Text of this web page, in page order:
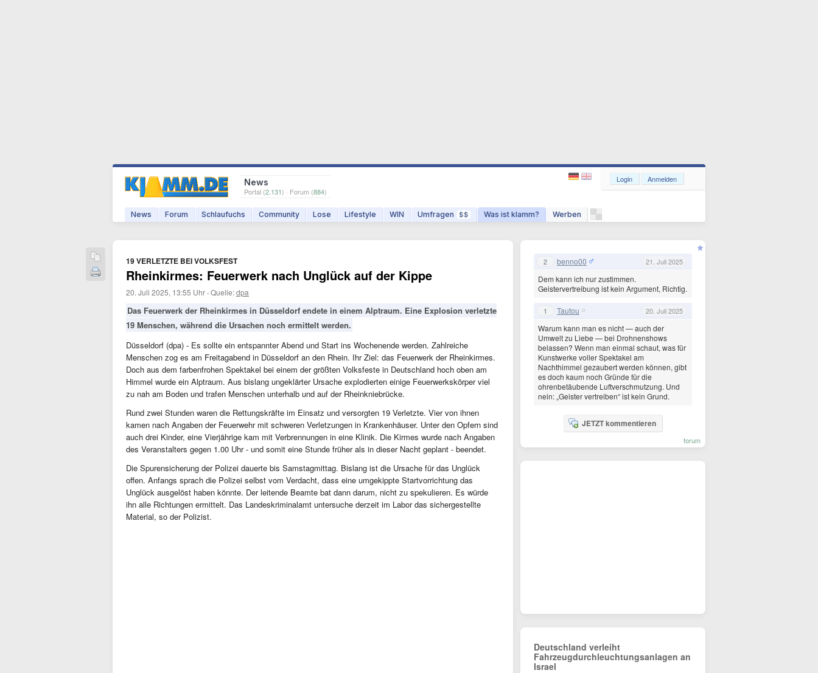
News
Portal (2.131) · Forum (884)
News Forum Schlaufuchs Community Lose Lifestyle WIN Umfragen $$ Was ist klamm? Werben
Login Anmelden
19 VERLETZTE BEI VOLKSFEST
Rheinkirmes: Feuerwerk nach Unglück auf der Kippe
20. Juli 2025, 13:55 Uhr ·Quelle:dpa
Das Feuerwerk der Rheinkirmes in Düsseldorf endete in einem Alptraum. Eine Explosion verletzte
19 Menschen, während die Ursachen noch ermittelt werden.
Düsseldorf (dpa) - Es sollte ein entspannter Abend und Start ins Wochenende werden. Zahlreiche
Menschen zog es am Freitagabend in Düsseldorf an den Rhein. Ihr Ziel: das Feuerwerk der Rheinkirmes.
Doch aus dem farbenfrohen Spektakel bei einem der größten Volksfeste in Deutschland hoch oben am
Himmel wurde ein Alptraum. Aus bislang ungeklärter Ursache explodierten einige Feuerwerkskörper viel
zu nah am Boden und trafen Menschen unterhalb und auf der Rheinkniebrücke.
Rund zwei Stunden waren die Rettungskräfte im Einsatz und versorgten 19 Verletzte. Vier von ihnen
kamen nach Angaben der Feuerwehr mit schweren Verletzungen in Krankenhäuser. Unter den Opfern sind
auch drei Kinder, eine Vierjährige kam mit Verbrennungen in eine Klinik. Die Kirmes wurde nach Angaben
des Veranstalters gegen 1.00 Uhr - und somit eine Stunde früher als in dieser Nacht geplant - beendet.
Die Spurensicherung der Polizei dauerte bis Samstagmittag. Bislang ist die Ursache für das Unglück
offen. Anfangs sprach die Polizei selbst vom Verdacht, dass eine umgekippte Startvorrichtung das
Unglück ausgelöst haben könnte. Der leitende Beamte bat dann darum, nicht zu spekulieren. Es würde
ihn alle Richtungen ermittelt. Das Landeskriminalamt untersuche derzeit im Labor das sichergestellte
Material, so der Polizist.
2 benno00 21. Juli 2025
Dem kann ich nur zustimmen.
Geistervertreibung ist kein Argument, Richtig.
1 Tautou 20. Juli 2025
Warum kann man es nicht — auch der
Umwelt zu Liebe — bei Drohnenshows
belassen? Wenn man einmal schaut, was für
Kunstwerke voller Spektakel am
Nachthimmel gezaubert werden können, gibt
es doch kaum noch Gründe für die
ohrenbetäubende Luftverschmutzung. Und
nein: „Geister vertreiben“ ist kein Grund.
JETZT kommentieren
forum
Deutschland verleiht
Fahrzeugdurchleuchtungsanlagen an
Israel